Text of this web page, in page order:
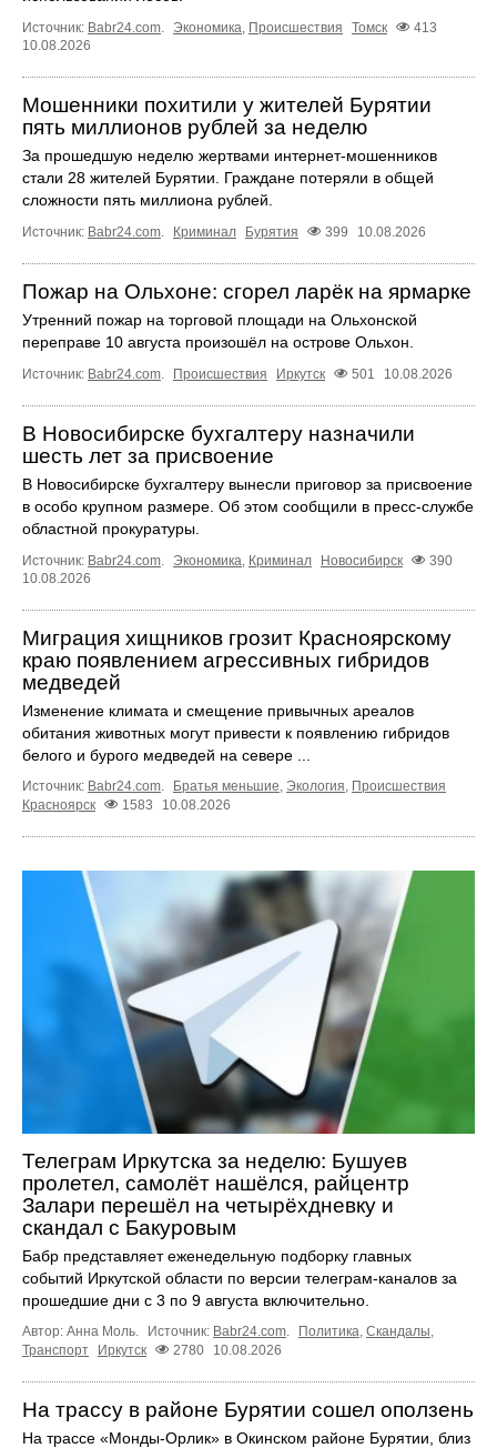
Источник: Babr24.com. Экономика, Происшествия Томск
413
10.08.2026
Мошенники похитили у жителей Бурятии
пять миллионов рублей за неделю
За прошедшую неделю жертвами интернет-мошенников
стали 28 жителей Бурятии. Граждане потеряли в общей
сложности пять миллиона рублей.
Источник: Babr24.com. Криминал Бурятия 399 10.08.2026
Пожар на Ольхоне: сгорел ларёк на ярмарке
Утренний пожар на торговой площади на Ольхонской
переправе 10 августа произошёл на острове Ольхон.
Источник: Babr24.com. Происшествия Иркутск 501 10.08.2026
В Новосибирске бухгалтеру назначили
шесть лет за присвоение
В Новосибирске бухгалтеру вынесли приговор за присвоение
в особо крупном размере. Об этом сообщили в пресс-службе
областной прокуратуры.
Источник: Babr24.com. Экономика, Криминал Новосибирск
390
10.08.2026
Миграция хищников грозит Красноярскому
краю появлением агрессивных гибридов
медведей
Изменение климата и смещение привычных ареалов
обитания животных могут привести к появлению гибридов
белого и бурого медведей на севере ...
Источник: Babr24.com. Братья меньшие, Экология, Происшествия
Красноярск
1583 10.08.2026
Телеграм Иркутска за неделю: Бушуев
пролетел, самолёт нашёлся, райцентр
Залари перешёл на четырёхдневку и
скандал с Бакуровым
Бабр представляет еженедельную подборку главных
событий Иркутской области по версии телеграм-каналов за
прошедшие дни с 3 по 9 августа включительно.
Автор: Анна Моль. Источник: Babr24.com. Политика, Скандалы,
Транспорт
Иркутск 2780 10.08.2026
На трассу в районе Бурятии сошел оползень
На трассе «Монды-Орлик» в Окинском районе Бурятии, близ